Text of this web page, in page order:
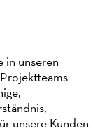
unseren
unsere Kunden